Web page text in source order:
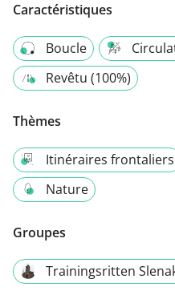
Caractéristiques
Boucle
Revêtu (100%)
Thèmes
Itinéraires frontaliers
Nature
Groupes
Trainingsritten